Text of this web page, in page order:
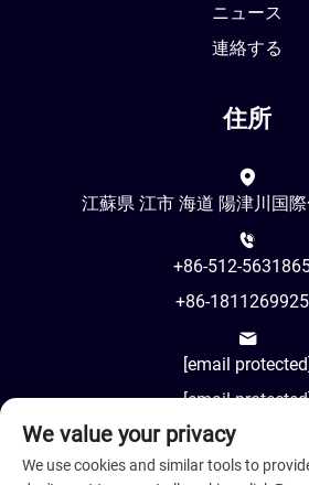
ニュース
連絡する
住所
江蘇県 江市 海道 陽津川国
+86-512-
+86-
[email protected]
[email
AM8:00-
We value your privacy
We use cookies and similar tools to